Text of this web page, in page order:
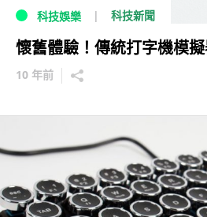
科技娛樂 科技新聞
懷舊體驗！傳統打字機模
10 年前